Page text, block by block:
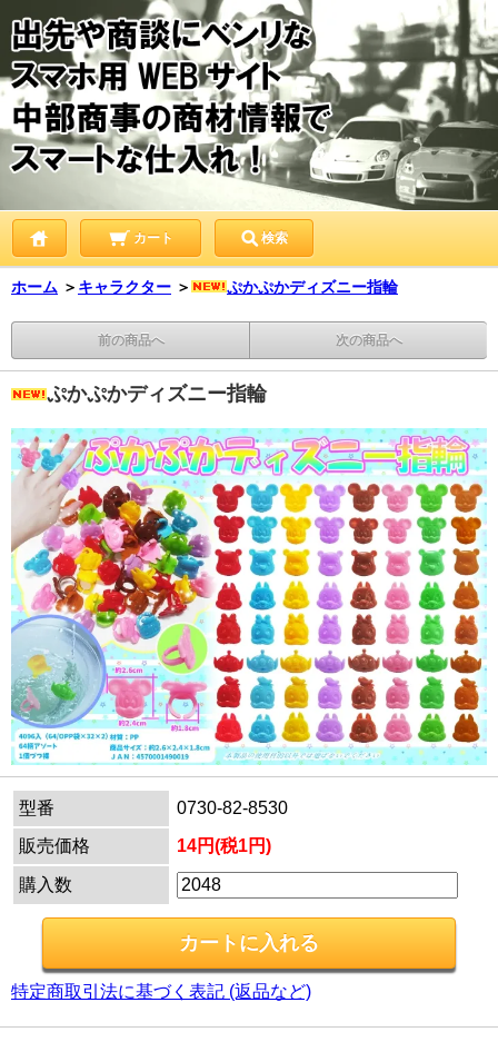
カート 検索
ホーム ＞ キャラクター ＞ ぷかぷかディズニー指輪
前の商品へ 次の商品へ
ぷかぷかディズニー指輪
型番
0730-82-8530
販売価格
14円(税1円)
購入数
特定商取引法に基づく表記 (返品など)